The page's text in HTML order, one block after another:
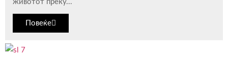
животот преку...
Повеќе